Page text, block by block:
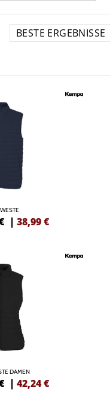
| 38,99 €
DAMEN
| 42,24 €